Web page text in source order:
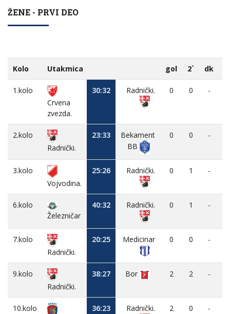
ŽENE - PRVI DEO
Kolo Utakmica gol 2` dk
1.kolo
Crvena
zvezda.
30:32 Radnički. 0 0 -
2.kolo
Radnički.
23:33
Bekament
BB
0 0 -
3.kolo
Vojvodina.
25:26 Radnički. 0 1 -
6.kolo
Železničar
40:32 Radnički. 0 1 -
7.kolo
Radnički.
20:25 Medicinar 0 0 -
9.kolo
Radnički.
38:27 Bor 2 2 -
10.kolo
36:23 Radnički. 2 0 -